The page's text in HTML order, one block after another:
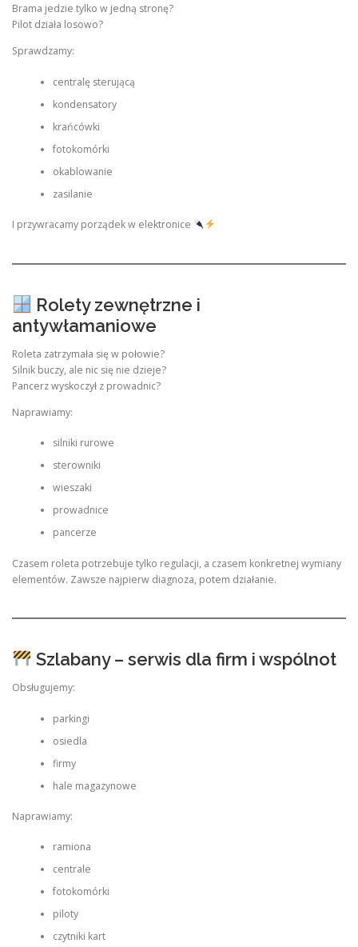
Brama jedzie tylko w jedną stronę?
Pilot działa losowo?
Sprawdzamy:
centralę sterującą
kondensatory
krańcówki
fotokomórki
okablowanie
zasilanie
I przywracamy porządek w elektronice
Rolety zewnętrzne i
antywłamaniowe
Roleta zatrzymała się w połowie?
Silnik buczy, ale nic się nie dzieje?
Pancerz wyskoczył z prowadnic?
Naprawiamy:
silniki rurowe
sterowniki
wieszaki
prowadnice
pancerze
Czasem roleta potrzebuje tylko regulacji, a czasem konkretnej wymiany
elementów. Zawsze najpierw diagnoza, potem działanie.
Szlabany – serwis dla firm i wspólnot
Obsługujemy:
parkingi
osiedla
firmy
hale magazynowe
Naprawiamy:
ramiona
centrale
fotokomórki
piloty
czytniki kart